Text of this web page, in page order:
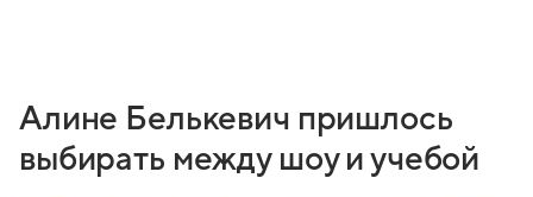
Алине Белькевич пришлось
выбирать между шоу и учебой